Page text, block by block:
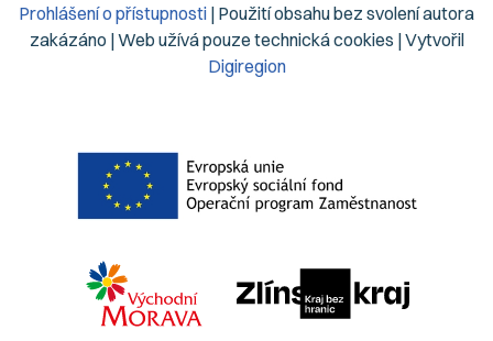
Prohlášení o přístupnosti | Použití obsahu bez svolení autora
zakázáno | Web užívá pouze technická cookies | Vytvořil
Digiregion